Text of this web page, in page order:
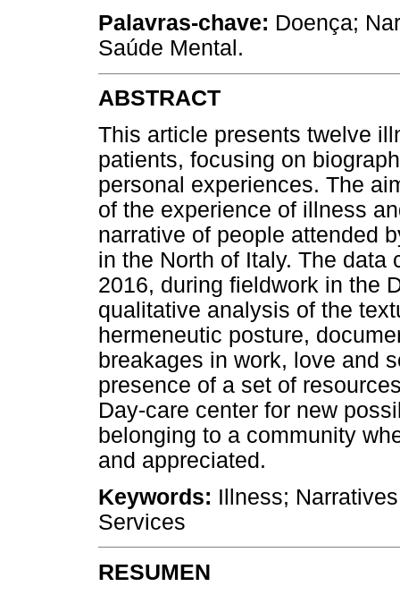
Palavras-chave: Doença;
Saúde Mental.
ABSTRACT
This article presents twelve
patients, focusing on
personal experiences. The
of the experience of illness
narrative of people attended
in the North of Italy. The
2016, during fieldwork in the
qualitative analysis of the
hermeneutic posture,
breakages in work, love and
presence of a set of
Day-care center for new
belonging to a community
and appreciated.
Keywords: Illness;
Services
RESUMEN